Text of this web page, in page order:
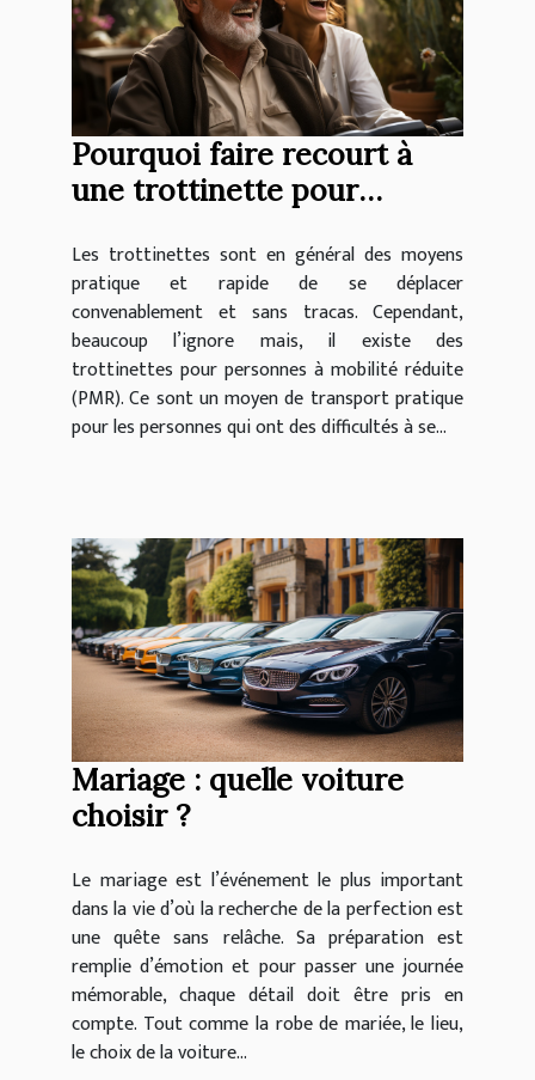
Pourquoi faire recourt à
une trottinette pour
réduite ?
Les trottinettes sont en général des moyens
pratique et rapide de se déplacer
convenablement et sans tracas. Cependant,
beaucoup l’ignore mais, il existe des
trottinettes pour personnes à mobilité réduite
(PMR). Ce sont un moyen de transport pratique
pour les personnes qui ont des difficultés à se...
Mariage : quelle voiture
choisir ?
Le mariage est l’événement le plus important
dans la vie d’où la recherche de la perfection est
une quête sans relâche. Sa préparation est
remplie d’émotion et pour passer une journée
mémorable, chaque détail doit être pris en
compte. Tout comme la robe de mariée, le lieu,
le choix de la voiture...